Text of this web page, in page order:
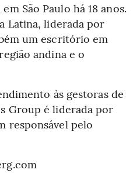
São Paulo há 18 anos.
Latina, liderada por
um escritório em
andina e o
às gestoras de
Group é liderada por
responsável pelo